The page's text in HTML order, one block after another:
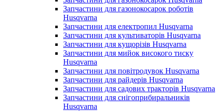
Запчастини для газонокосарок роботів
Husqvarna
Запчастини для електропил Husqvarna
Запчастини для культиваторів Husqvarna
Запчастини для кущорізів Husqvarna
Запчастини для мийок високого тиску
Husqvarna
Запчастини для повітродувок Husqvarna
Запчастини для райдерів Husqvarna
Запчастини для садових тракторів Husqvarna
Запчастини для снігоприбиральників
Husqvarna